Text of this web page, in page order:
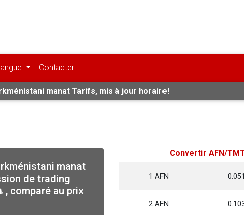
Contacter
manat Tarifs, mis à jour horaire!
manat
de trading
comparé au prix
Convertir AFN/
1 AFN
2 AFN